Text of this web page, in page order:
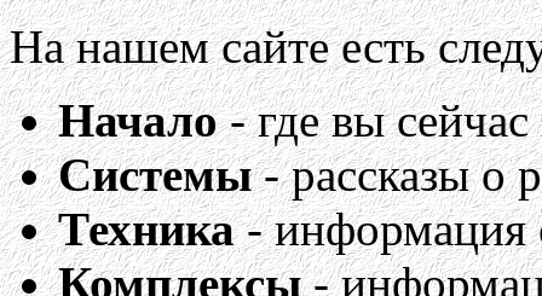
На нашем сайте есть
Начало- где вы сейчас
Системы- рассказы о
Техника- информация
Комплексы-